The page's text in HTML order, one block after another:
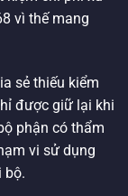
vì thế mang
sẻ thiếu kiểm
được giữ lại khi
phận có thẩm
vi sử dụng
bộ.